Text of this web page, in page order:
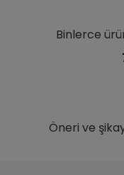
Binlerce
Öneri ve